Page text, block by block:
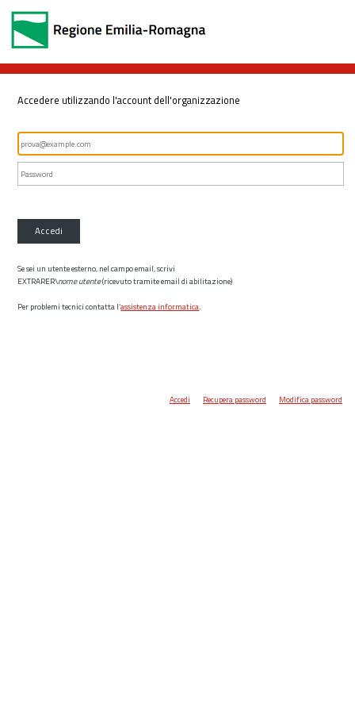
Accedere utilizzando l'account dell'organizzazione
Accedi
Se sei un utente esterno, nel campo email, scrivi
EXTRARER\nome utente(ricevuto tramite email di abilitazione)
Per problemi tecnici contatta l’assistenza informatica.
Accedi Recupera password Modifica password